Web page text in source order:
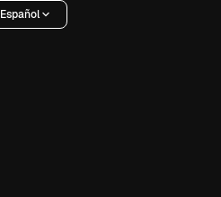
Español